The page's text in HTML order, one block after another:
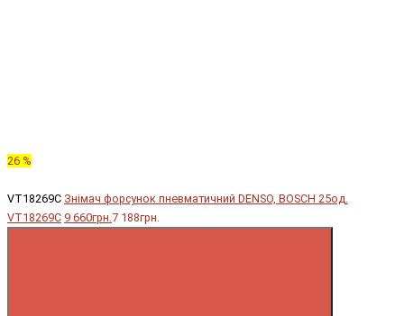
26 %
VT18269C Знімач форсунок пневматичний DENSO, BOSCH 25од.
VT18269C 9 660грн.7 188грн.